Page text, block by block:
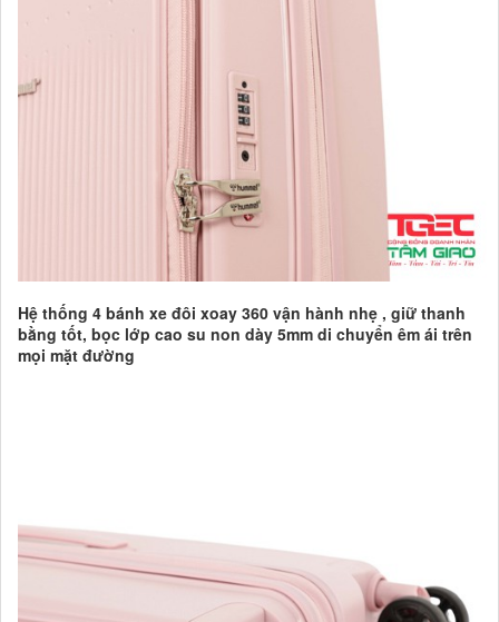
Hệ thống 4 bánh xe đôi xoay 360 vận hành nhẹ , giữ thanh
bằng tốt, bọc lớp cao su non dày 5mm di chuyển êm ái trên
mọi mặt đường